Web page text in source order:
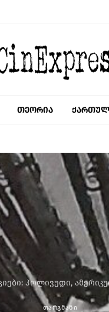
თეორია
ჰოლივუდი,
ᲗᲐᲠᲒᲛᲐᲜᲘ